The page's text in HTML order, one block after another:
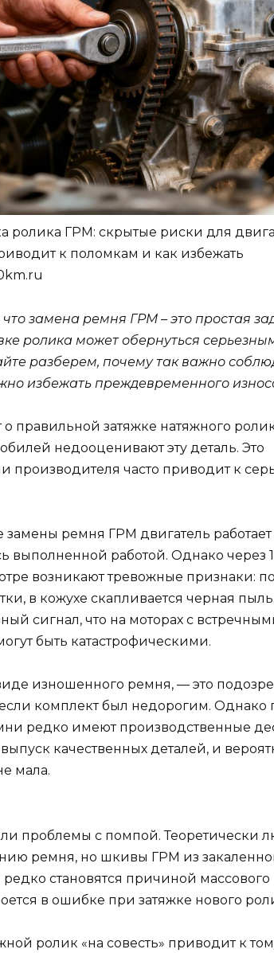
ролика ГРМ: скрытые риски для
к поломкам и как избежать
замена ремня ГРМ – это простая
ролика может обернуться
разберем, почему так важно
избежать преждевременного
правильной затяжке натяжного
недооценивают эту деталь. Это
часто приводит к
замены ремня ГРМ двигатель
выполненной работой. Однако через
возникают тревожные признаки:
в кожухе скапливается черная
сигнал, что на моторах с
быть катастрофическими.
изношенного ремня, — это
комплект был недорогим. Однако
редко имеют производственные
качественных деталей, и
мала.
проблемы с помпой. Теоретически
ремня, но шкивы ГРМ из
становятся причиной массового
в ошибке при затяжке нового
ролик «на совесть» приводит к